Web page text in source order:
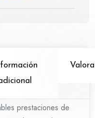
prestaciones de